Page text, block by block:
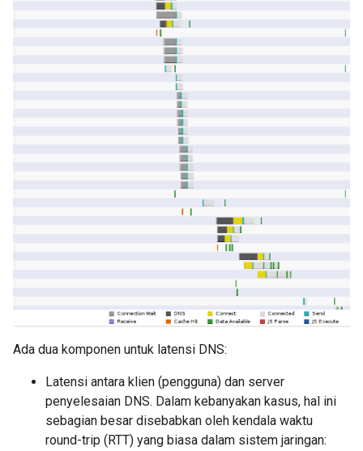
Ada dua komponen untuk latensi DNS:
Latensi antara klien (pengguna) dan server
penyelesaian DNS. Dalam kebanyakan kasus, hal ini
sebagian besar disebabkan oleh kendala waktu
round-trip (RTT) yang biasa dalam sistem jaringan: